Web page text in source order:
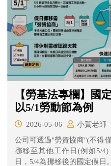
【勞基法專欄】國
以5/1勞動節為例
2026-05-06
小賀老師
公司可透過"勞資協商"(不得
挪移至其他工作日(例如5/
日，5/4為挪移後的國定假日。 要注意的是，排休制的全